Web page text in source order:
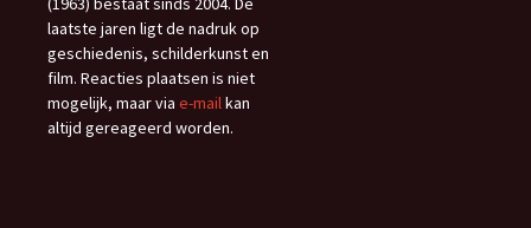
laatste jaren ligt de nadruk op
geschiedenis, schilderkunst en
film. Reacties plaatsen is niet
mogelijk, maar via e-mailkan
altijd gereageerd worden.